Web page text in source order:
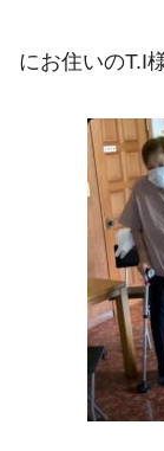
北
にお住いのT.I